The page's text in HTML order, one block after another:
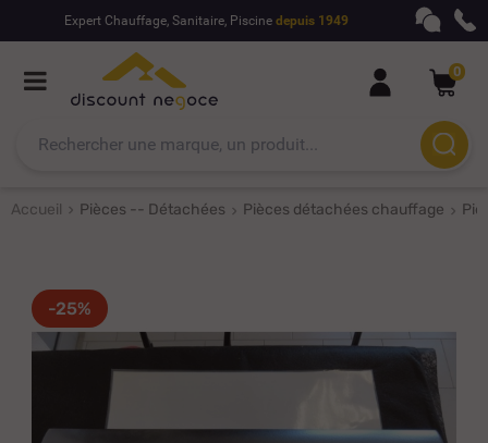
Expert Chauffage, Sanitaire, Piscine depuis 1949
0
Accueil Pièces -- Détachées Pièces détachées chauffage
-25%